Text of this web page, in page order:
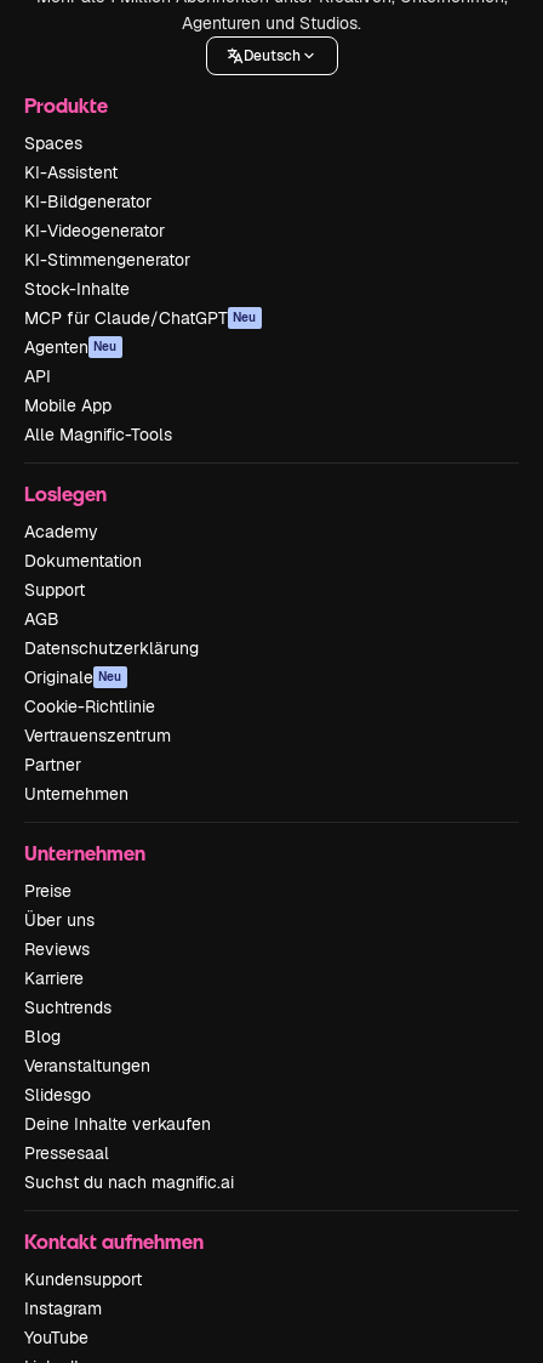
Agenturen und Studios.
Deutsch
Produkte
Spaces
KI-Assistent
KI-Bildgenerator
KI-Videogenerator
KI-Stimmengenerator
Stock-Inhalte
MCP für Claude/ChatGPT Neu
Agenten Neu
API
Mobile App
Alle Magnific-Tools
Loslegen
Academy
Dokumentation
Support
AGB
Datenschutzerklärung
Originale Neu
Cookie-Richtlinie
Vertrauenszentrum
Partner
Unternehmen
Unternehmen
Preise
Über uns
Reviews
Karriere
Suchtrends
Blog
Veranstaltungen
Slidesgo
Deine Inhalte verkaufen
Pressesaal
Suchst du nach magnific.ai
Kontakt aufnehmen
Kundensupport
Instagram
YouTube